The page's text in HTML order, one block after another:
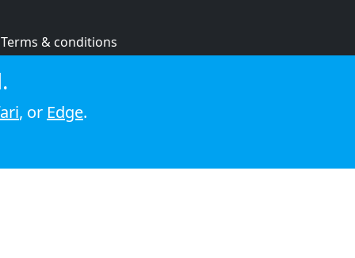
Terms & conditions
Cookie policy
, or Edge.